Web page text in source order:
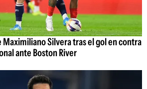
Maximiliano Silvera tras el gol en contra
ante Boston River